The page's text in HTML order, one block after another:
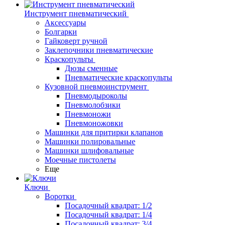
Инструмент пневматический
Аксессуары
Болгарки
Гайковерт ручной
Заклепочники пневматические
Краскопульты
Дюзы сменные
Пневматические краскопульты
Кузовной пневмоинструмент
Пневмодыроколы
Пневмолобзики
Пневмоножи
Пневмоножовки
Машинки для притирки клапанов
Машинки полировальные
Машинки шлифовальные
Моечные пистолеты
Еще
Ключи
Воротки
Посадочный квадрат: 1/2
Посадочный квадрат: 1/4